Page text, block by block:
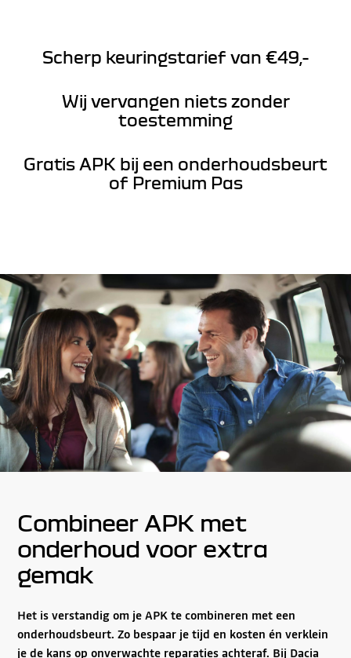
Scherp keuringstarief van €49,-
Wij vervangen niets zonder
toestemming
Gratis APK bij een onderhoudsbeurt
of Premium Pas
Combineer APK met
onderhoud voor extra
gemak
Het is verstandig om je APK te combineren met een
onderhoudsbeurt. Zo bespaar je tijd en kosten én verklein
je de kans op onverwachte reparaties achteraf. Bij Dacia